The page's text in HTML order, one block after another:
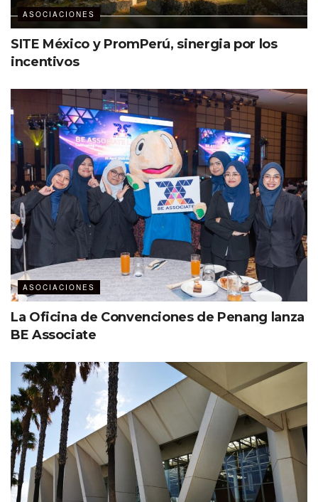
ASOCIACIONES
SITE México y PromPerú, sinergia por los
incentivos
ASOCIACIONES
La Oficina de Convenciones de Penang lanza
BE Associate